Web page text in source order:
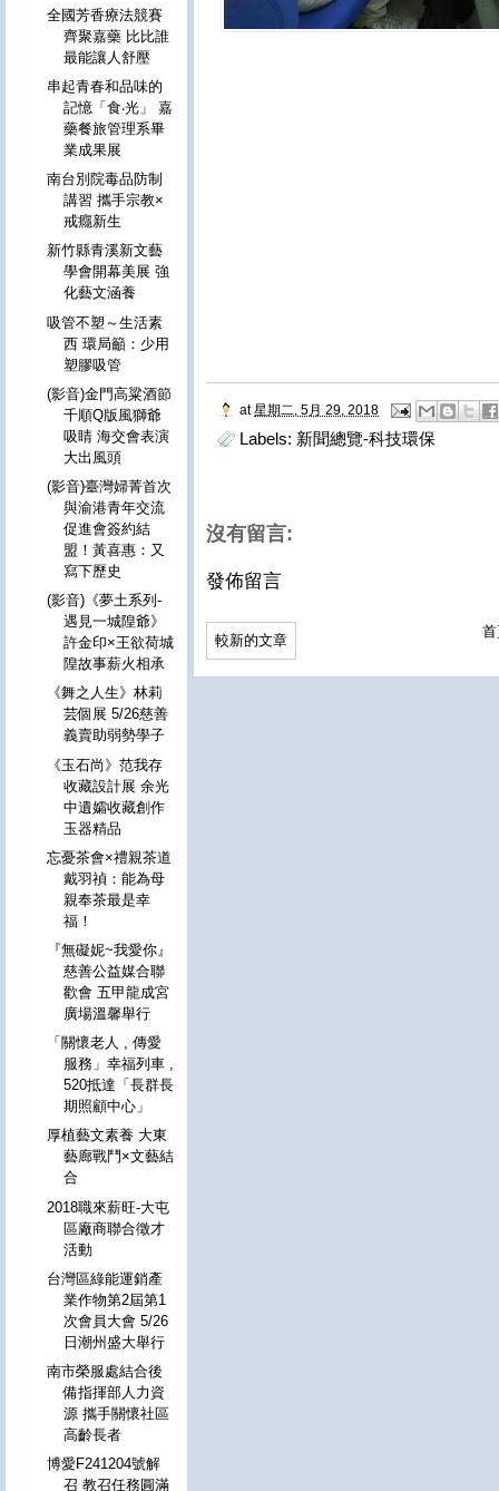
at 星期二, 5月 29, 2018
Labels: 新聞總覽-科技環保
沒有留言:
發佈留言
較新的文章
全國芳香療法競賽
齊聚嘉藥 比比誰
最能讓人舒壓
串起青春和品味的
記憶「食‧光」 嘉
藥餐旅管理系畢
業成果展
南台別院毒品防制
講習 攜手宗教×
戒癮新生
新竹縣青溪新文藝
學會開幕美展 強
化藝文涵養
吸管不塑～生活素
西 環局籲：少用
塑膠吸管
(影音)金門高粱酒節
千順Q版風獅爺
吸睛 海交會表演
大出風頭
(影音)臺灣婦菁首次
與渝港青年交流
促進會簽約結
盟！黃喜惠：又
寫下歷史
(影音)《夢土系列-
遇見一城隍爺》
許金印×王欲荷城
隍故事薪火相承
《舞之人生》林莉
芸個展 5/26慈善
義賣助弱勢學子
《玉石尚》范我存
收藏設計展 余光
中遺孀收藏創作
玉器精品
忘憂茶會×禮親茶道
戴羽禎：能為母
親奉茶最是幸
福！
『無礙妮~我愛你』
慈善公益媒合聯
歡會 五甲龍成宮
廣場溫馨舉行
「關懷老人 , 傳愛
服務」幸福列車 ,
520抵達「長群長
期照顧中心」
厚植藝文素養 大東
藝廊戰鬥×文藝結
合
2018職來薪旺-大屯
區廠商聯合徵才
活動
台灣區綠能運銷產
業作物第2屆第1
次會員大會 5/26
日潮州盛大舉行
南市榮服處結合後
備指揮部人力資
源 攜手關懷社區
高齡長者
博愛F241204號解
召 教召任務圓滿